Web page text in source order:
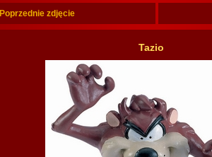
Poprzednie zdjęcie
Tazio